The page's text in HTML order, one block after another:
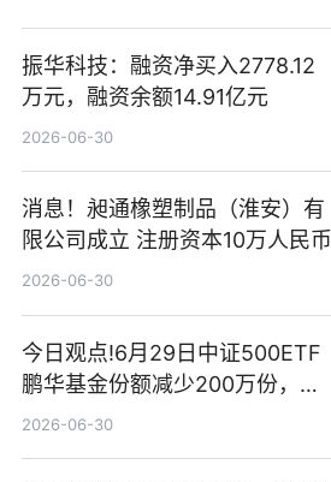
振华科技：融资净买入2778.12
万元，融资余额14.91亿元
2026-06-30
消息！昶通橡塑制品（淮安）有
限公司成立 注册资本10万人民币
2026-06-30
今日观点!6月29日中证500ETF
鹏华基金份额减少200万份，重
仓股亨通光电、赤峰黄金、佰维
2026-06-30